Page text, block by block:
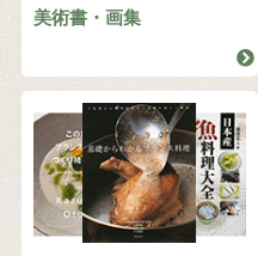
美術書・画集